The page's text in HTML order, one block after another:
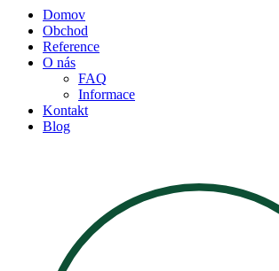
Domov
Obchod
Reference
O nás
FAQ
Informace
Kontakt
Blog